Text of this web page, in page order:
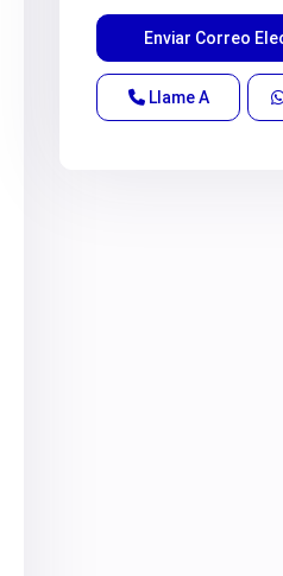
Llame A